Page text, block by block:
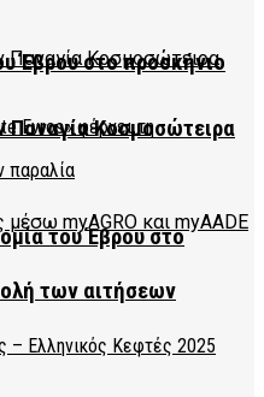
Έβρου στο προσκήνιο
του Έβρου στο
Παναγία Κοσμοσώτειρα
των αιτήσεων